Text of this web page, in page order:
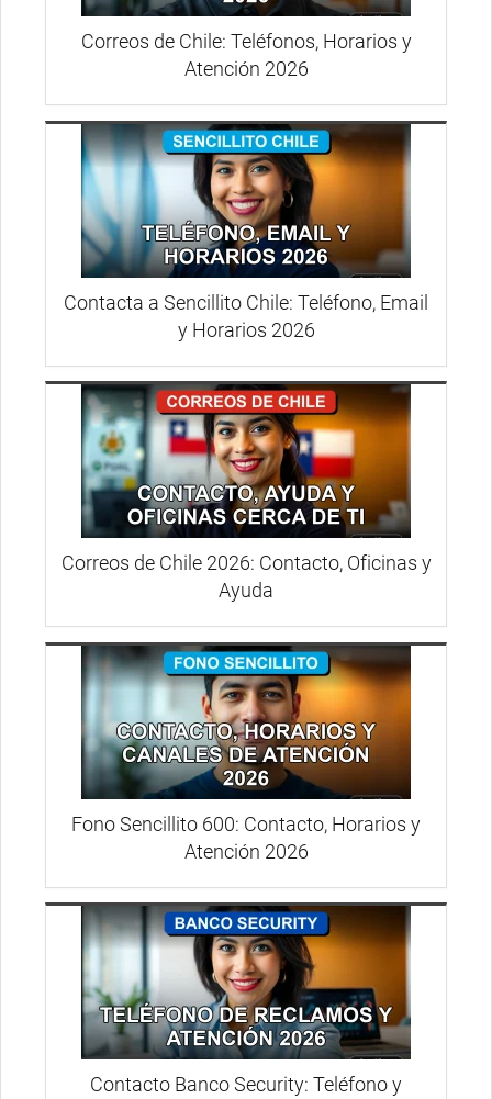
Correos de Chile: Teléfonos, Horarios y
Atención 2026
Contacta a Sencillito Chile: Teléfono, Email
y Horarios 2026
Correos de Chile 2026: Contacto, Oficinas y
Ayuda
Fono Sencillito 600: Contacto, Horarios y
Atención 2026
Contacto Banco Security: Teléfono y